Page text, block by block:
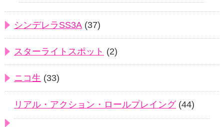
シンデレラSS3A (37)
スターライトスポット (2)
ニコ生 (33)
リアル・アクション・ロールプレイング(44)